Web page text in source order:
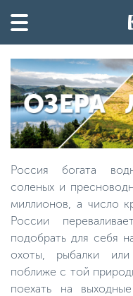
Россия богата
соленых и
миллионов, а число
России
подобрать для себя
охоты, рыбалки
поближе с той
поехать на